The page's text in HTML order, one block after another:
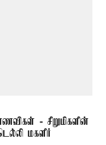
- சிறுமிகளின்
மகளிர்